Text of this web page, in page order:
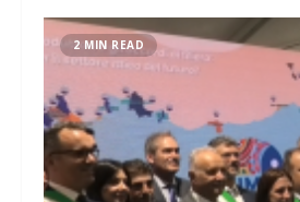
2 MIN READ